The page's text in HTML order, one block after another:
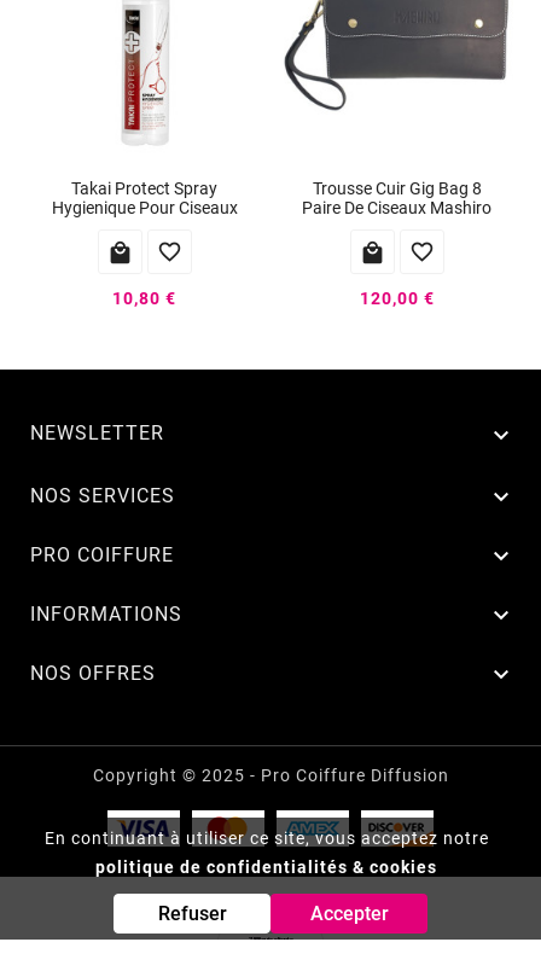
En continuant à utiliser ce site, vous acceptez notre
politique de confidentialités & cookies
Refuser Accepter
Takai Protect Spray
Hygienique Pour Ciseaux
 
10,80 €
Trousse Cuir Gig Bag 8
Paire De Ciseaux Mashiro
 
120,00 €
NEWSLETTER 
NOS SERVICES 
PRO COIFFURE 
INFORMATIONS 
NOS OFFRES 
Copyright © 2025 - Pro Coiffure Diffusion